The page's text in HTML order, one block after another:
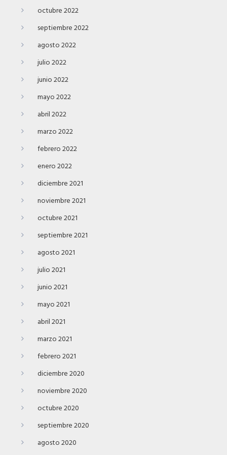
octubre 2022
septiembre 2022
agosto 2022
julio 2022
junio 2022
mayo 2022
abril 2022
marzo 2022
febrero 2022
enero 2022
diciembre 2021
noviembre 2021
octubre 2021
septiembre 2021
agosto 2021
julio 2021
junio 2021
mayo 2021
abril 2021
marzo 2021
febrero 2021
diciembre 2020
noviembre 2020
octubre 2020
septiembre 2020
agosto 2020